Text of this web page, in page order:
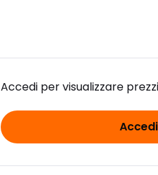
Accedi per visualizzare
Accedi